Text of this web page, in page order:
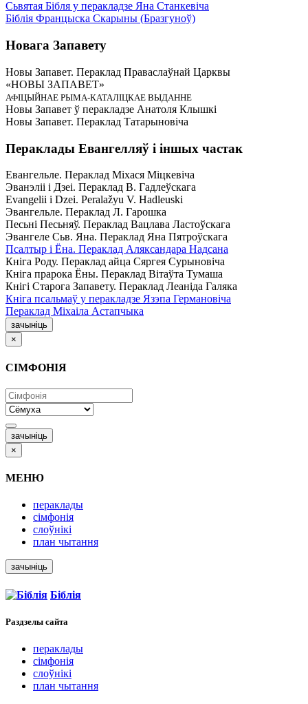
Сьвятая Бібля у перакладзе Яна Станкевіча
Біблія Францыска Скарыны (Бразгуноў)
Новага Запавету
Новы Запавет. Пераклад Праваслаўнай Царквы
«НОВЫ ЗАПАВЕТ»
АФІЦЫЙНАЕ РЫМА-КАТАЛІЦКАЕ ВЫДАННЕ
Новы Запавет ў перакладзе Анатоля Клышкi
Новы Запавет. Пераклад Татарыновіча
Пераклады Евангелляў і іншых частак
Евангельле. Пераклад Міхася Міцкевіча
Эванэліі і Дзеі. Пераклад В. Гадлеўскага
Evangelii і Dzei. Рeralažyu V. Hadleuski
Эвангельле. Пераклад Л. Гарошка
Песьні Песьняў. Пераклад Вацлава Ластоўскага
Эвангеле Сьв. Яна. Пераклад Яна Пятроўскага
Псалтыр i Ёна. Пераклад Аляксандара Надсана
Кніга Роду. Пераклад айца Сяргея Сурыновіча
Кніга прарока Ёны. Пераклад Вітаўта Тумаша
Кнігі Старога Запавету. Пераклад Леаніда Галяка
Кніга псальмаў у перакладзе Язэпа Германовіча
Пераклад Міхаіла Астапчыка
зачыніць
×
СІМФОНІЯ
зачыніць
×
МЕНЮ
пераклады
сімфонія
слоўнікі
план чытання
зачыніць
Біблія
Раздзелы сайта
пераклады
сімфонія
слоўнікі
план чытання